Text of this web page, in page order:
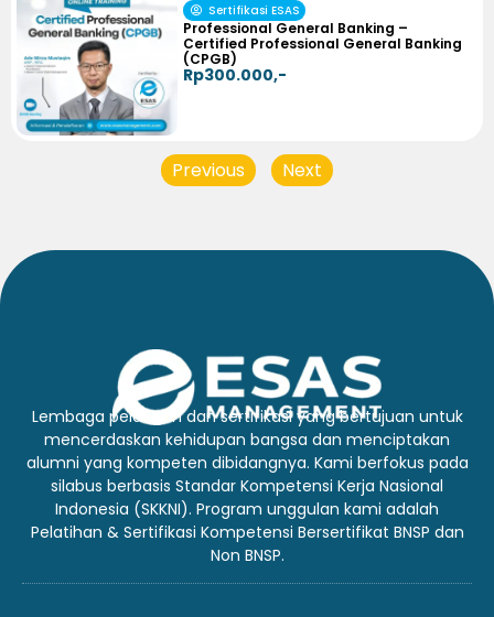
Sertifikasi ESAS
Professional General Banking –
Certified Professional General Banking
(CPGB)
Rp300.000,-
Previous Next
Lembaga pelatihan dan sertifikasi yang bertujuan untuk
mencerdaskan kehidupan bangsa dan menciptakan
alumni yang kompeten dibidangnya. Kami berfokus pada
silabus berbasis Standar Kompetensi Kerja Nasional
Indonesia (SKKNI). Program unggulan kami adalah
Pelatihan & Sertifikasi Kompetensi Bersertifikat BNSP dan
Non BNSP.